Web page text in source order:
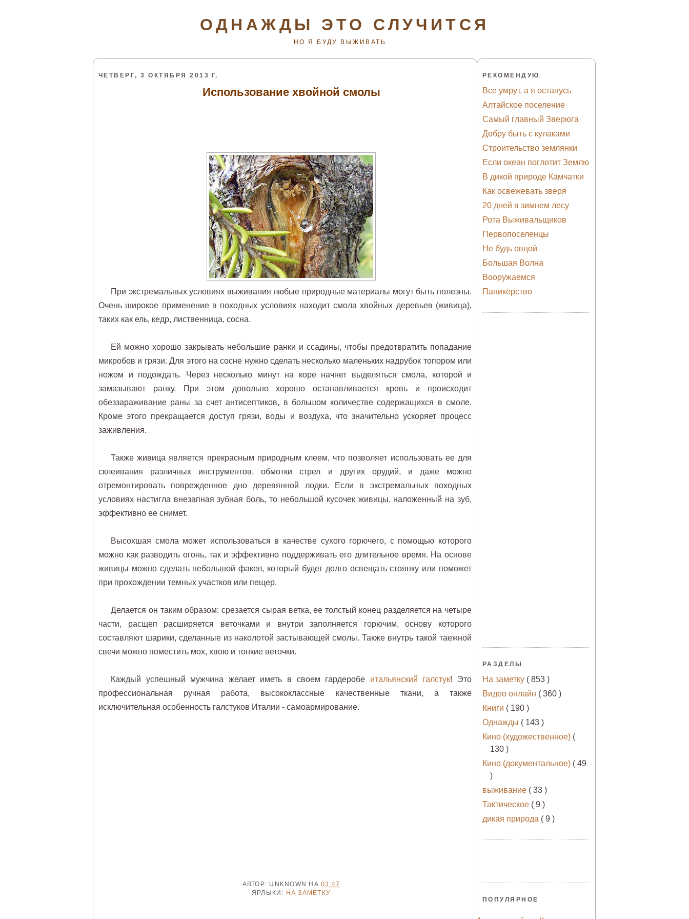
ОДНАЖДЫ ЭТО СЛУЧИТСЯ
НО Я БУДУ ВЫЖИВАТЬ
ЧЕТВЕРГ, 3 ОКТЯБРЯ 2013 Г.
Использование хвойной смолы
При экстремальных условиях выживания любые природные материалы могут быть полезны.
Очень широкое применение в походных условиях находит смола хвойных деревьев (живица),
таких как ель, кедр, лиственница, сосна.
Ей можно хорошо закрывать небольшие ранки и ссадины, чтобы предотвратить попадание
микробов и грязи. Для этого на сосне нужно сделать несколько маленьких надрубок топором или
ножом и подождать. Через несколько минут на коре начнет выделяться смола, которой и
замазывают ранку. При этом довольно хорошо останавливается кровь и происходит
обеззараживание раны за счет антисептиков, в большом количестве содержащихся в смоле.
Кроме этого прекращается доступ грязи, воды и воздуха, что значительно ускоряет процесс
заживления.
Также живица является прекрасным природным клеем, что позволяет использовать ее для
склеивания различных инструментов, обмотки стрел и других орудий, и даже можно
отремонтировать поврежденное дно деревянной лодки. Если в экстремальных походных
условиях настигла внезапная зубная боль, то небольшой кусочек живицы, наложенный на зуб,
эффективно ее снимет.
Высохшая смола может использоваться в качестве сухого горючего, с помощью которого
можно как разводить огонь, так и эффективно поддерживать его длительное время. На основе
живицы можно сделать небольшой факел, который будет долго освещать стоянку или поможет
при прохождении темных участков или пещер.
Делается он таким образом: срезается сырая ветка, ее толстый конец разделяется на четыре
части, расщеп расширяется веточками и внутри заполняется горючим, основу которого
составляют шарики, сделанные из наколотой застывающей смолы. Также внутрь такой таежной
свечи можно поместить мох, хвою и тонкие веточки.
Каждый успешный мужчина желает иметь в своем гардеробе итальянский галстук! Это
профессиональная ручная работа, высококлассные качественные ткани, а также
исключительная особенность галстуков Италии - самоармирование.
АВТОР: UNKNOWN НА03:47
ЯРЛЫКИ: НА ЗАМЕТКУ
РЕКОМЕНДУЮ
Все умрут, а я останусь
Алтайское поселение
Самый главный Зверюга
Добру быть с кулаками
Строительство землянки
Если океан поглотит Землю
В дикой природе Камчатки
Как освежевать зверя
20 дней в зимнем лесу
Рота Выживальщиков
Первопоселенцы
Не будь овцой
Большая Волна
Вооружаемся
Паникёрство
РАЗДЕЛЫ
На заметку ( 853 )
Видео онлайн ( 360 )
Книги ( 190 )
Однажды ( 143 )
Кино (художественное) (
130 )
Кино (документальное) ( 49
)
выживание ( 33 )
Тактическое ( 9 )
дикая природа ( 9 )
ПОПУЛЯРНОЕ